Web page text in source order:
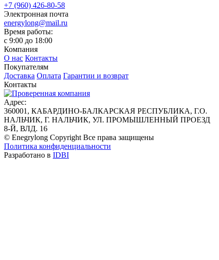
+7 (960) 426-80-58
Электронная почта
energylong@mail.ru
Время работы:
c 9:00 до 18:00
Компания
О нас Контакты
Покупателям
Доставка Оплата Гарантии и возврат
Контакты
Адрес:
360001, КАБАРДИНО-БАЛКАРСКАЯ РЕСПУБЛИКА, Г.О.
НАЛЬЧИК, Г. НАЛЬЧИК, УЛ. ПРОМЫШЛЕННЫЙ ПРОЕЗД
8-Й, ВЛД. 16
© Enegrylong Copyright Все права защищены
Политика конфиденциальности
Разработано в IDBI